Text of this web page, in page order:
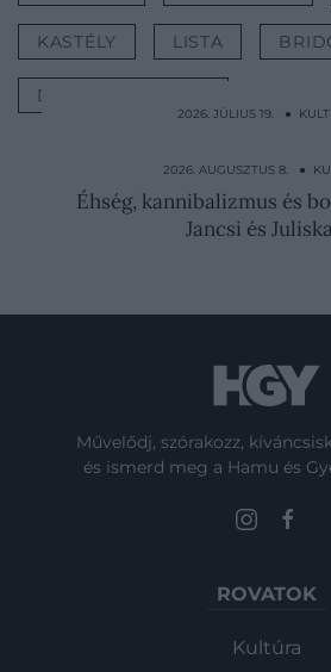
KASTÉLY LISTA
DOWNTON ABBEY
2026. JÚLIUS 19. ●
A jógakörből lett szekta,
legnagyobb…
2026. AUGUSZTUS 8. ●
Éhség, kannibalizmus és
Jancsi és
Művelődj, szórakozz,
és ismerd meg a Hamu és
ROVATOK
Kultúra